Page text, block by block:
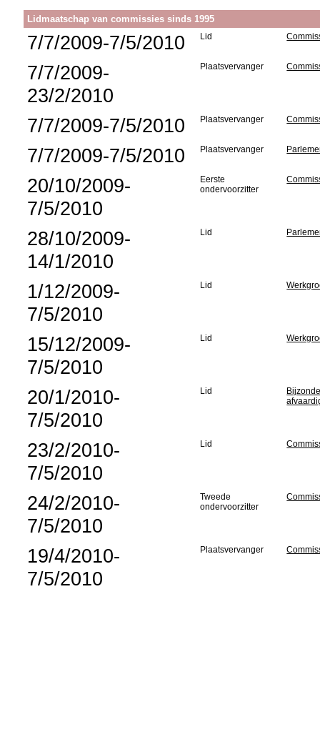
Lidmaatschap van commissies sinds 1995
7/7/2009-7/5/2010 Lid
7/7/2009-
23/2/2010
Plaatsvervanger
7/7/2009-7/5/2010 Plaatsvervanger
7/7/2009-7/5/2010 Plaatsvervanger
20/10/2009-
7/5/2010
Eerste
ondervoorzitter
28/10/2009-
14/1/2010
Lid
1/12/2009-
7/5/2010
Lid
15/12/2009-
7/5/2010
Lid
20/1/2010-
7/5/2010
Lid
23/2/2010-
7/5/2010
Lid
24/2/2010-
7/5/2010
Tweede
ondervoorzitter
19/4/2010-
7/5/2010
Plaatsvervanger